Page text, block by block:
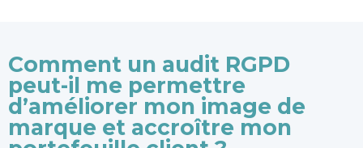
Comment un audit RGPD
peut-il me permettre
d’améliorer mon image de
marque et accroître mon